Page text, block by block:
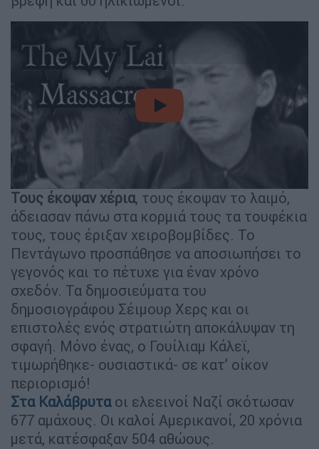
video
Τους έκοψαν χέρια, τους έκοψαν το λαιμό,
άδειασαν πάνω στα κορμιά τους τα τουφέκια
τους, τους έριξαν χειροβομβίδες. Το
Πεντάγωνο προσπάθησε να αποσιωπήσει το
γεγονός και το πέτυχε για έναν χρόνο
σχεδόν. Τα δημοσιεύματα του
δημοσιογράφου Σέιμουρ Χερς και οι
επιστολές ενός στρατιώτη αποκάλυψαν τη
σφαγή. Μόνο ένας, ο Γουίλιαμ Κάλεϊ,
τιμωρήθηκε- ουσιαστικά- σε κατ’ οίκον
περιορισμό!
Στα Καλάβρυταοι ελεεινοί Ναζί σκότωσαν
677 αμάχους. Οι καλοί Αμερικανοί, 20 χρόνια
μετά, κατέσφαξαν 504 αθώους.